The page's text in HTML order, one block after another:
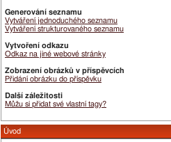
Generování seznamu
Vytváření jednoduchého seznamu
Vytváření strukturovaného seznamu
Vytvoření odkazu
Odkaz na jiné webové stránky
Zobrazení obrázků v příspěvcích
Přidání obrázku do příspěvku
Další záležitosti
Můžu si přidat své vlastní tagy?
Úvod